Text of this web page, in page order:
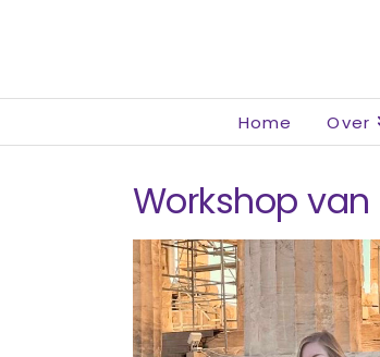
Home Over
Workshop